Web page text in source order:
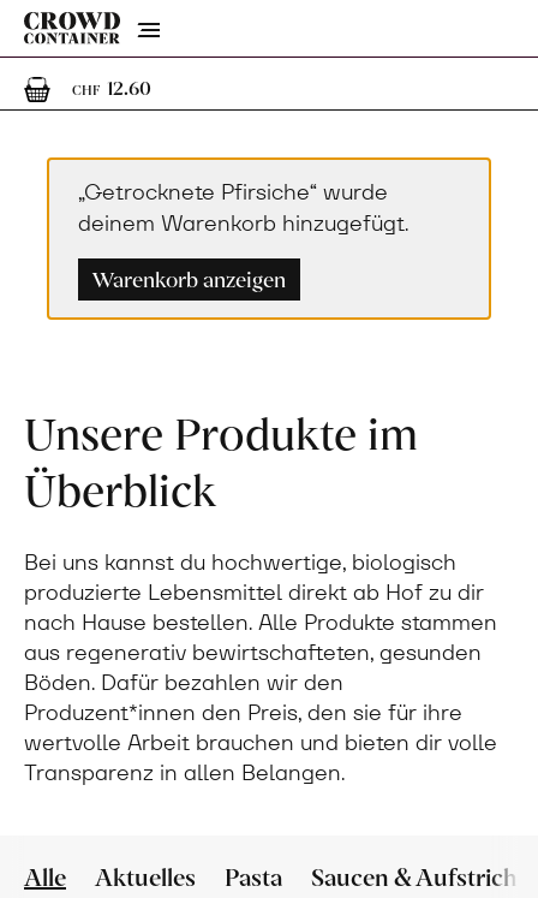
Menu
CHF 12.601 Artikel im Warenkorb
„Getrocknete Pfirsiche“ wurde
deinem Warenkorb hinzugefügt.
Warenkorb anzeigen
Unsere Produkte im
Überblick
Bei uns kannst du hochwertige, biologisch
produzierte Lebensmittel direkt ab Hof zu dir
nach Hause bestellen. Alle Produkte stammen
aus regenerativ bewirtschafteten, gesunden
Böden. Dafür bezahlen wir den
Produzent*innen den Preis, den sie für ihre
wertvolle Arbeit brauchen und bieten dir volle
Transparenz in allen Belangen.
Alle Aktuelles Pasta Saucen & Aufstriche